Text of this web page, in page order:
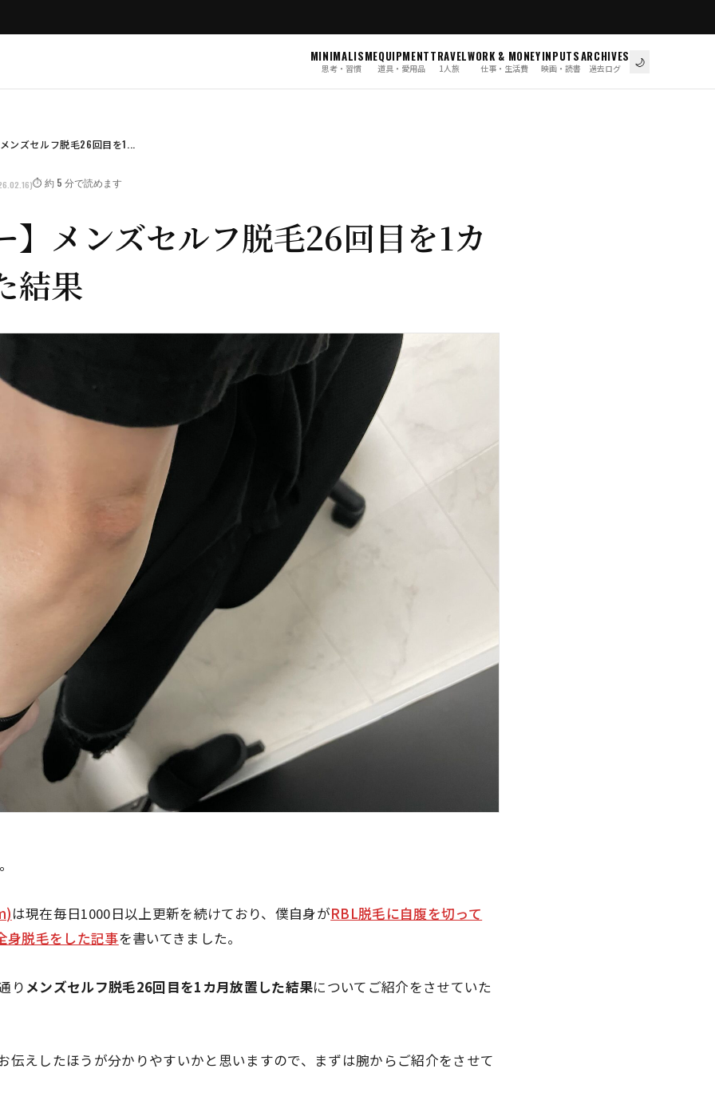
MINIMALISM
思考・習慣
EQUIPMENT
道具・愛用品
TRAVEL
1人旅
WORK & MONEY
仕事・生活費
INPUTS
映画・読書
ARCHIVES
過去ログ 🌙
ンズセルフ脱毛26回目を1...
⏱️ 約 5 分で読めます
】メンズセルフ脱毛26回目を1カ
結果
は現在毎日1000日以上更新を続けており、僕自身がRBL脱毛に自腹を切って
身脱毛をした記事を書いてきました。
り メンズセルフ脱毛26回目を1カ月放置した結果についてご紹介をさせていた
伝えしたほうが分かりやすいかと思いますので、まずは腕からご紹介をさせて